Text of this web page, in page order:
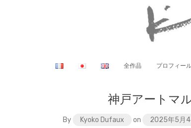
全作品 プロフィー
神戸アートマ
By Kyoko Dufaux on 2025年5月4